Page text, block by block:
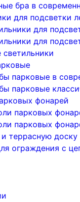
бра в
для подсветки
для
для
светильники
парковые в
парковые
фонарей
парковых
парковых
террасную доску
ограждения с